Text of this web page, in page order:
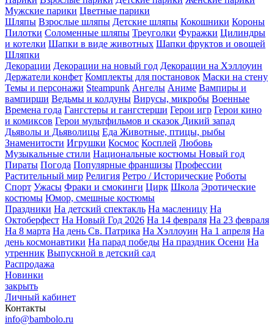
Мужские парики Цветные парики
Шляпы Взрослые шляпы Детские шляпы Кокошники Короны
Пилотки Соломенные шляпы Треуголки Фуражки Цилиндры
и котелки Шапки в виде животных Шапки фруктов и овощей
Шляпки
Декорации Декорации на новый год Декорации на Хэллоуин
Держатели конфет Комплекты для постановок Маски на стену
Темы и персонажи Steampunk Ангелы Аниме Вампиры и
вампирши Ведьмы и колдуны Вирусы, микробы Военные
Времена года Гангстеры и гангстерши Герои игр Герои кино
и комиксов Герои мультфильмов и сказок Дикий запад
Дьяволы и Дьяволицы Еда Животные, птицы, рыбы
Знаменитости Игрушки Космос Косплей Любовь
Музыкальные стили Национальные костюмы Новый год
Пираты Погода Популярные франшизы Профессии
Растительный мир Религия Ретро / Исторические Роботы
Спорт Ужасы Фраки и смокинги Цирк Школа Эротические
костюмы Юмор, смешные костюмы
Праздники На детский спектакль На масленицу На
Октоберфест На Новый Год 2026 На 14 февраля На 23 февраля
На 8 марта На день Св. Патрика На Хэллоуин На 1 апреля На
день космонавтики На парад победы На праздник Осени На
утренник Выпускной в детский сад
Распродажа
Новинки
закрыть
Личный кабинет
Контакты
info@bambolo.ru